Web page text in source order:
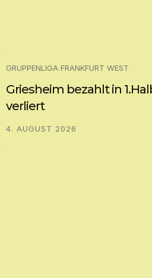
GRUPPENLIGA FRANKFURT WEST
Griesheim bezahlt in
verliert
4. AUGUST 2026